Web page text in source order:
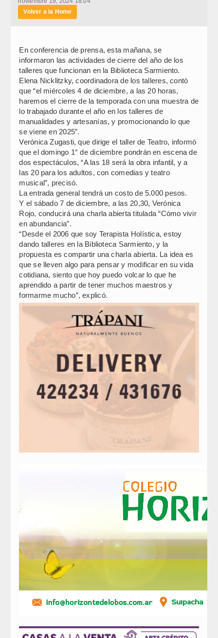
Volver a la Home
En conferencia de prensa, esta mañana, se
informaron las actividades de cierre del año de los
talleres que funcionan en la Biblioteca Sarmiento.
Elena Nicklitzky, coordinadora de los talleres, contó
que “el miércoles 4 de diciembre, a las 20 horas,
haremos el cierre de la temporada con una muestra de
lo trabajado durante el año en los talleres de
manualidades y artesanías, y promocionando lo que
se viene en 2025”.
Verónica Zugasti, que dirige el taller de Teatro, informó
que el domingo 1° de diciembre pondrán en escena de
dos espectáculos, “A las 18 será la obra infantil, y a
las 20 para los adultos, con comedias y teatro
musical”, precisó.
La entrada general tendrá un costo de 5.000 pesos.
Y el sábado 7 de diciembre, a las 20,30, Verónica
Rojo, conducirá una charla abierta titulada “Cómo vivir
en abundancia”.
“Desde el 2006 que soy Terapista Holística, estoy
dando talleres en la Biblioteca Sarmiento, y la
propuesta es compartir una charla abierta. La idea es
que se lleven algo para pensar y modificar en su vida
cotidiana, siento que hoy puedo volcar lo que he
aprendido a partir de tener muchos maestros y
formarme mucho”, explicó.